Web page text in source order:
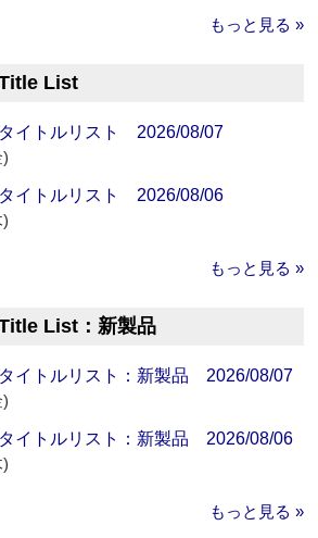
もっと見る »
List
イトルリスト 2026/08/07
イトルリスト 2026/08/06
もっと見る »
List：新製品
イトルリスト：新製品 2026/08/07
イトルリスト：新製品 2026/08/06
もっと見る »